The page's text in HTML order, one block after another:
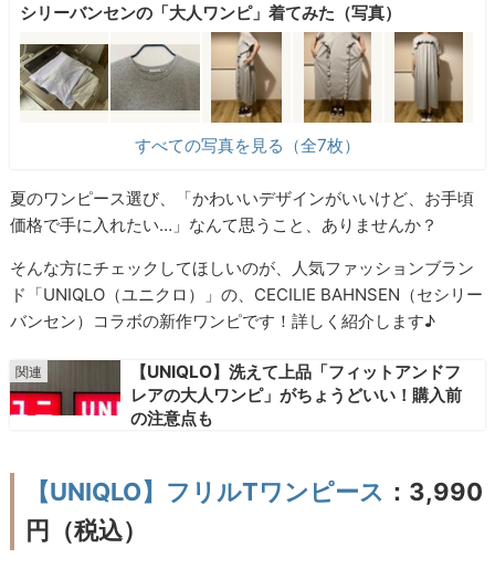
シリーバンセンの「大人ワンピ」着てみた（写真）
すべての写真を見る（全7枚）
夏のワンピース選び、「かわいいデザインがいいけど、お手頃
価格で手に入れたい…」なんて思うこと、ありませんか？
そんな方にチェックしてほしいのが、人気ファッションブラン
ド「UNIQLO（ユニクロ）」の、CECILIE BAHNSEN（セシリー
バンセン）コラボの新作ワンピです！詳しく紹介します♪
【UNIQLO】洗えて上品「フィットアンドフ
レアの大人ワンピ」がちょうどいい！購入前
の注意点も
【UNIQLO】フリルTワンピース ：3,990
円（税込）